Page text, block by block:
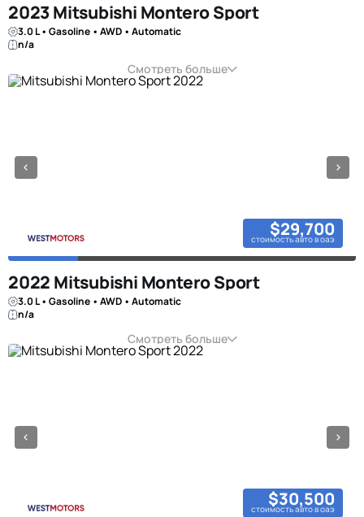
2023 Mitsubishi Montero Sport
3.0 L • Gasoline • AWD • Automatic
n/a
Смотреть больше
$29,700
стоимость авто в оаэ
2022 Mitsubishi Montero Sport
3.0 L • Gasoline • AWD • Automatic
n/a
Смотреть больше
$30,500
стоимость авто в оаэ